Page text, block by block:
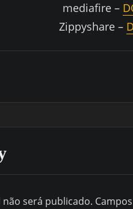
mediafire –
Zippyshare –
será publicado.